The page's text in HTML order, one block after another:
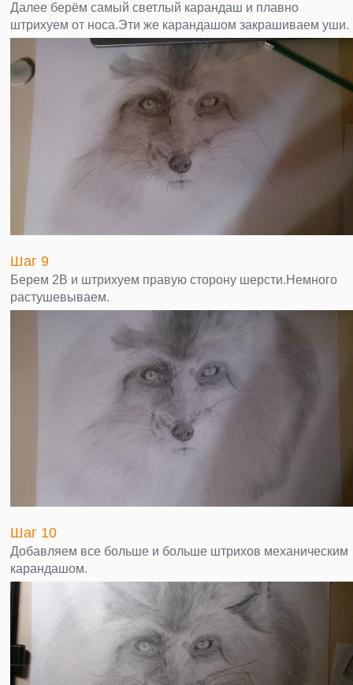
Далее берём самый светлый карандаш и плавно
штрихуем от носа.Эти же карандашом закрашиваем уши.
Шаг 9
Берем 2B и штрихуем правую сторону шерсти.Немного
растушевываем.
Шаг 10
Добавляем все больше и больше штрихов механическим
карандашом.